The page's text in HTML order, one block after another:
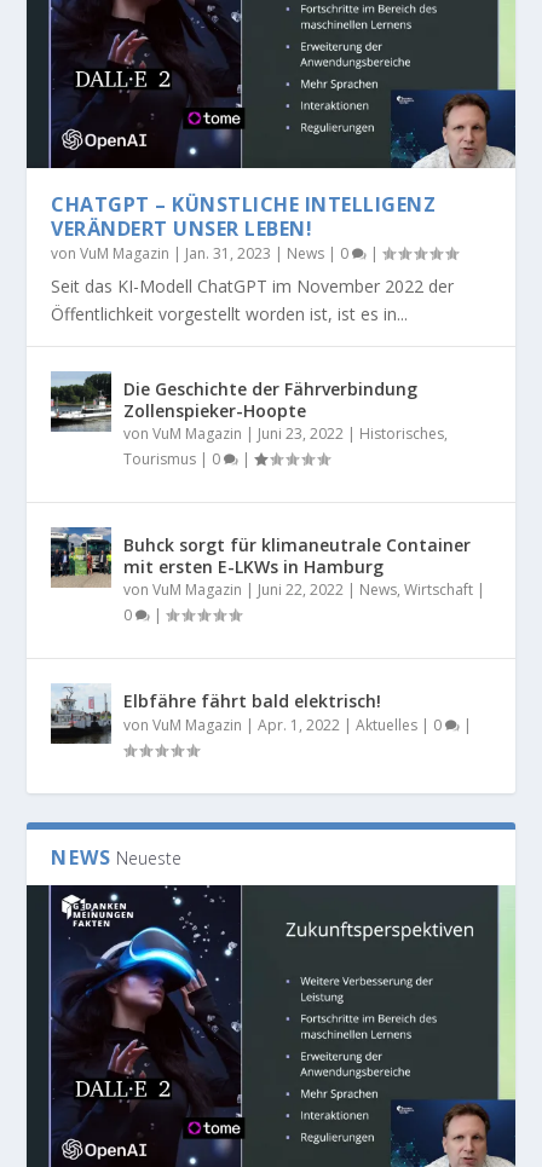
CHATGPT – KÜNSTLICHE INTELLIGENZ
VERÄNDERT UNSER LEBEN!
vonVuM Magazin | Jan. 31, 2023 | News | 0 |
Seit das KI-Modell ChatGPT im November 2022 der
Öffentlichkeit vorgestellt worden ist, ist es in...
Die Geschichte der Fährverbindung
Zollenspieker-Hoopte
vonVuM Magazin | Juni 23, 2022 | Historisches,
Tourismus | 0 |
Buhck sorgt für klimaneutrale Container
mit ersten E-LKWs in Hamburg
vonVuM Magazin | Juni 22, 2022 | News,Wirtschaft |
0
|
Elbfähre fährt bald elektrisch!
vonVuM Magazin |Apr. 1, 2022 |Aktuelles | 0 |
NEWS Neueste